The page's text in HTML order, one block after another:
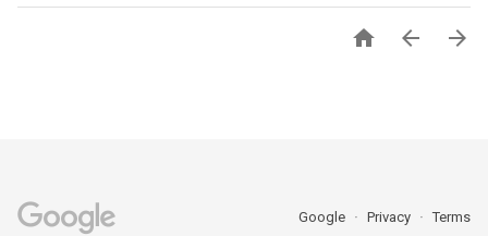
  
Google Privacy Terms